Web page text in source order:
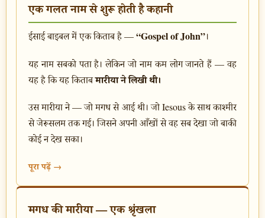
एक गलत नाम से शुरू होती है कहानी
ईसाई बाइबल में एक किताब है —“Gospel of John”।
यह नाम सबको पता है। लेकिन जो नाम कम लोग जानते हैं — वह
यह है कि यह किताबमारीया ने लिखी थी।
उस मारीया ने — जो मगध से आई थी। जो Iesous के साथ काश्मीर
से जेरूसलम तक गई। जिसने अपनी आँखों से वह सब देखा जो बाकी
कोई न देख सका।
पूरा पढ़ें →
मगध की मारीया — एक श्रृंखला